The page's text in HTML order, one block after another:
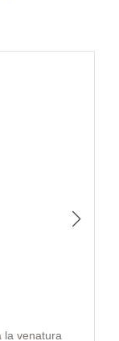
la venatura